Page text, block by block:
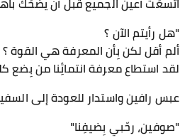
"هل رأيتم الآن ؟
ألم أقل لكن بِأن المعرفة هي القوة ؟
لقد استطاع معرفة انتمائِنا من بِضع
عبس رافين واستدار للعودة إلى
"صوفين، رحّبي بِضيفِنا"